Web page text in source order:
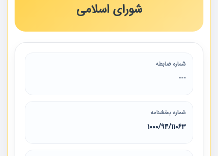
شورای اسلامی
شماره ضابطه
---
شماره بخشنامه
1000/94/11063